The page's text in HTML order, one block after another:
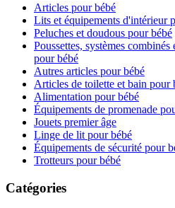
Articles pour bébé
Lits et équipements d'intérieur
Peluches et doudous pour bébé
Poussettes, systèmes
pour bébé
Autres articles pour bébé
Articles de toilette et bain pour
Alimentation pour bébé
Équipements de promenade
Jouets premier âge
Linge de lit pour bébé
Équipements de sécurité pour
Trotteurs pour bébé
Catégories